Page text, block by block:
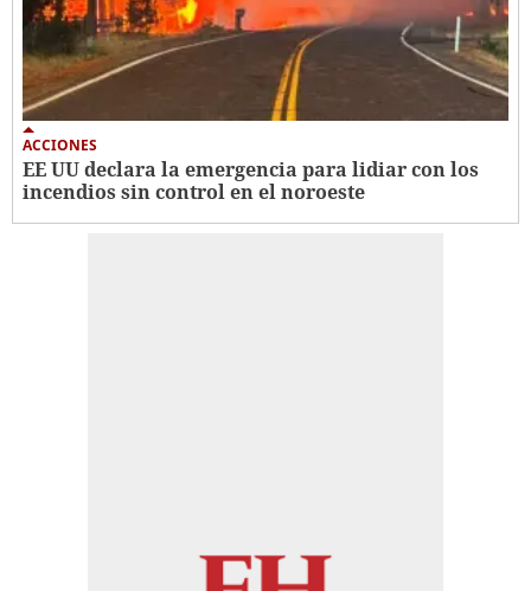
ACCIONES
EE UU declara la emergencia para lidiar con los
incendios sin control en el noroeste